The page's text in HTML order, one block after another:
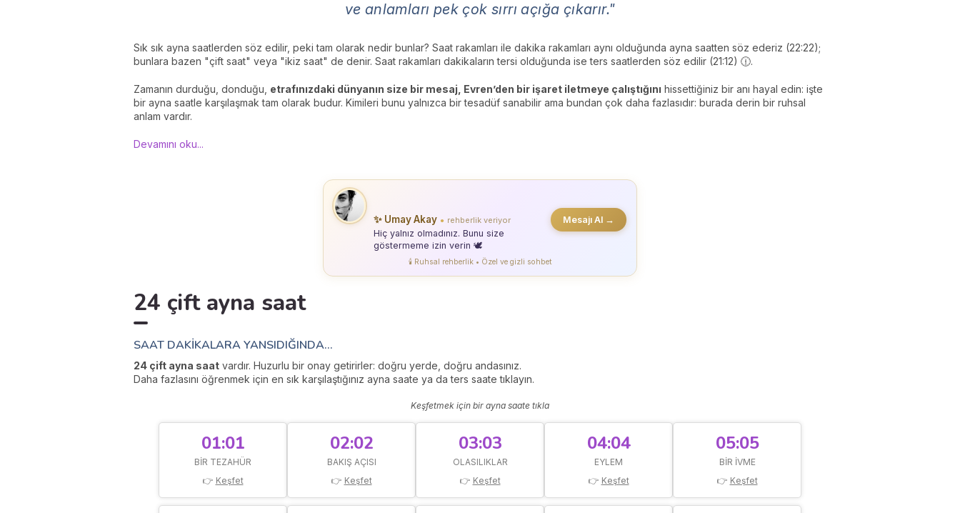
ve anlamları pek çok sırrı açığa çıkarır."
Sık sık ayna saatlerden söz edilir, peki tam olarak nedir bunlar? Saat rakamları ile dakika rakamları aynı olduğunda ayna saatten söz ederiz (22:22);
bunlara bazen "çift saat" veya "ikiz saat" de denir. Saat rakamları dakikaların tersi olduğunda ise ters saatlerden söz edilir (21:12) 🕧.
Zamanın durduğu, donduğu, etrafınızdaki dünyanın size bir mesaj, Evren’den bir işaret iletmeye çalıştığını hissettiğiniz bir anı hayal edin: işte
bir ayna saatle karşılaşmak tam olarak budur. Kimileri bunu yalnızca bir tesadüf sanabilir ama bundan çok daha fazlasıdır: burada derin bir ruhsal
anlam vardır.
Devamını oku...
✨ Umay Akay ● rehberlik veriyor
Hiç yalnız olmadınız. Bunu size
göstermeme izin verin 🕊️
Mesajı Al →
🕯️ Ruhsal rehberlik • Özel ve gizli sohbet
24 çift ayna saat
SAAT DAKIKALARA YANSIDIĞINDA...
24 çift ayna saat vardır. Huzurlu bir onay getirirler: doğru yerde, doğru andasınız.
Daha fazlasını öğrenmek için en sık karşılaştığınız ayna saate ya da ters saate tıklayın.
Keşfetmek için bir ayna saate tıkla
01:01
BIR TEZAHÜR
👉 Keşfet
02:02
BAKIŞ AÇISI
👉 Keşfet
03:03
OLASILIKLAR
👉 Keşfet
04:04
EYLEM
👉 Keşfet
05:05
BIR IVME
👉 Keşfet